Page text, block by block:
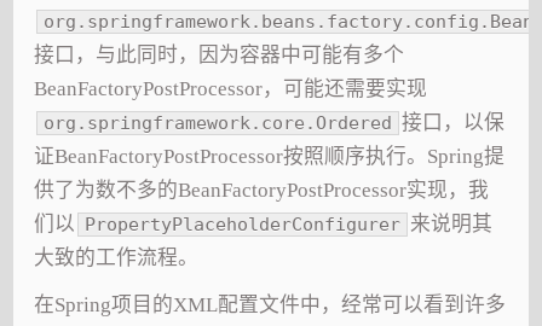
接口，与此同时，因为容器中可能有多个
BeanFactoryPostProcessor，可能还需要实现
org.springframework.core.Ordered 接口，以保
证BeanFactoryPostProcessor按照顺序执行。Spring提
供了为数不多的BeanFactoryPostProcessor实现，我
们以
PropertyPlaceholderConfigurer 来说明其
大致的工作流程。
在Spring项目的XML配置文件中，经常可以看到许多